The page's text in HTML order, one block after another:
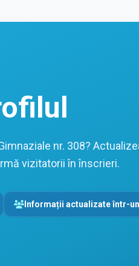
nr. 308?
vizitatorii în înscrieri.
Informații actualizate într-